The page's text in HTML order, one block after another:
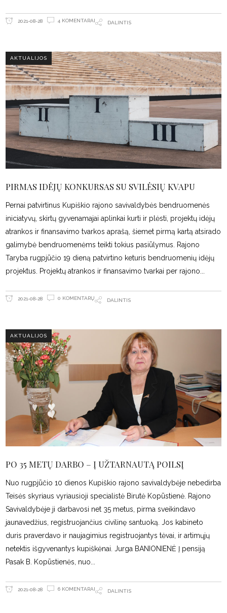
2021-08-28 4 KOMENTARAI DALINTIS
AKTUALIJOS
PIRMAS IDĖJŲ KONKURSAS SU SVILĖSIŲ KVAPU
Pernai patvirtinus Kupiškio rajono savivaldybės bendruomenės
iniciatyvų, skirtų gyvenamajai aplinkai kurti ir plėsti, projektų idėjų
atrankos ir finansavimo tvarkos aprašą, šiemet pirmą kartą atsirado
galimybė bendruomenėms teikti tokius pasiūlymus. Rajono
Taryba rugpjūčio 19 dieną patvirtino keturis bendruomenių idėjų
projektus. Projektų atrankos ir finansavimo tvarkai per rajono
2021-08-28 0 KOMENTARŲ DALINTIS
AKTUALIJOS
PO 35 METŲ DARBO – Į UŽTARNAUTĄ POILSĮ
Nuo rugpjūčio 10 dienos Kupiškio rajono savivaldybėje nebedirba
Teisės skyriaus vyriausioji specialistė Birutė Kopūstienė. Rajono
Savivaldybėje ji darbavosi net 35 metus, pirma sveikindavo
jaunavedžius, registruojančius civilinę santuoką. Jos kabineto
duris praverdavo ir naujagimius registruojantys tėvai, ir artimųjų
netektis išgyvenantys kupiškėnai. Jurga BANIONIENĖ Į pensiją
Pasak B. Kopūstienės, nuo
2021-08-28 6 KOMENTARAI DALINTIS